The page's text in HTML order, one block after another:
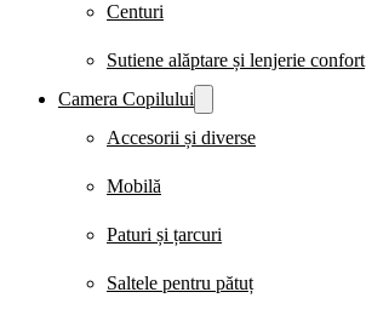
Centuri
Sutiene alăptare și lenjerie confort
Camera Copilului
Accesorii și diverse
Mobilă
Paturi și țarcuri
Saltele pentru pătuț